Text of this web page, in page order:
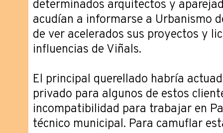
determinados arquitectos y
acudían a informarse a Urbanismo
de ver acelerados sus proyectos y
influencias de Viñals.
El principal querellado habría
privado para algunos de estos
incompatibilidad para trabajar en
técnico municipal. Para camuflar